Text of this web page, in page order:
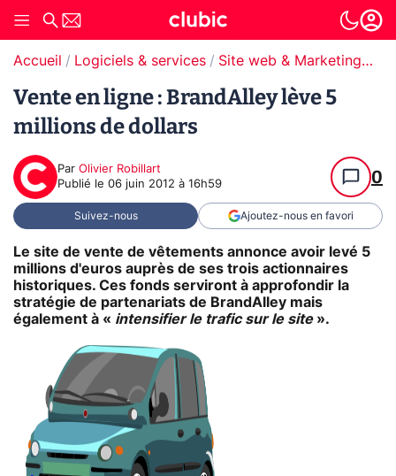
Accueil Logiciels & services Site web & Marketing Digital
Vente en ligne : BrandAlley lève 5
millions de dollars
Par Olivier Robillart
Publié le 06 juin 2012 à 16h59 0
Suivez-nous Ajoutez-nous en favori
Le site de vente de vêtements annonce avoir levé 5
millions d'euros auprès de ses trois actionnaires
historiques. Ces fonds serviront à approfondir la
stratégie de partenariats de BrandAlley mais
également à « intensifier le trafic sur le site».